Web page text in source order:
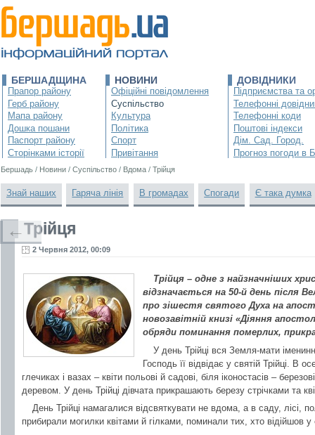
БЕРШАДЩИНА
Прапор району
Герб району
Мапа району
Дошка пошани
Паспорт району
Сторінками історії
НОВИНИ
Офіційні повідомлення
Суспільство
Культура
Політика
Спорт
Привітання
ДОВІДНИКИ
Підприємства та
Телефонні
Телефонні коди
Поштові індекси
Дім. Сад. Город.
Прогноз погоди в
Бершадь / Новини / Суспільство / Вдома / Трійця
Знай наших Гаряча лінія В громадах Спогади Є така думка
Трійця
2 Червня 2012, 00:09
Трійця – одне з найзначніших
відзначається на 50-й день після
про зішестя святого Духа на
новозавітній книзі «Діяння
обряди поминання померлих,
У день Трійці вся Земля-мати
Господь її відвідає у святій Трійці. В
глечиках і вазах – квіти польові й садові, біля іконостасів –
деревом. У день Трійці дівчата прикрашають березу стрічками та
День Трійці намагалися відсвяткувати не вдома, а в саду, лісі,
прибирали могилки квітами й гілками, поминали тих, хто відійшов у
←